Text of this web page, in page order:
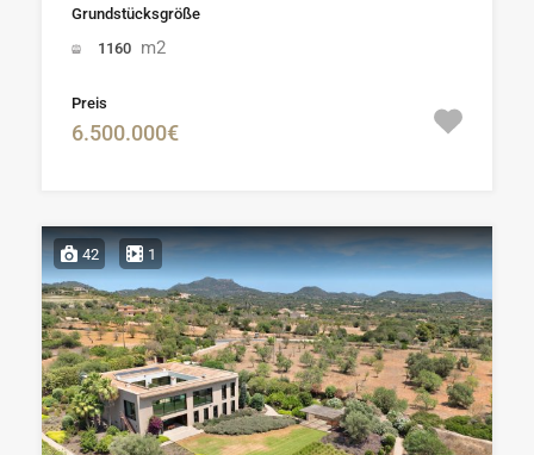
Grundstücksgröße
1160 m2
Preis
6.500.000€
42 1